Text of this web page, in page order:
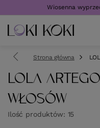
Wiosenna
Strona główna
LOLA
WŁOSÓW
Ilość produktów: 15